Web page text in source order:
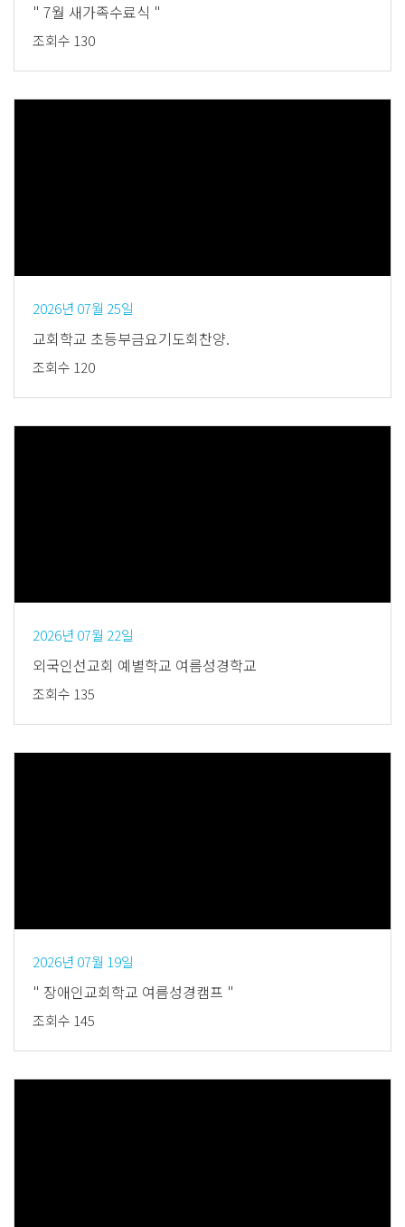
" 7월 새가족수료식 "
조회수 130
2026년 07월 25일
교회학교 초등부금요기도회찬양.
조회수 120
2026년 07월 22일
외국인선교회 예별학교 여름성경학교
조회수 135
2026년 07월 19일
" 장애인교회학교 여름성경캠프 "
조회수 145